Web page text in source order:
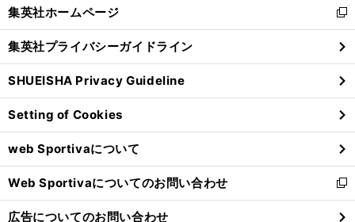
閉
る
集英社ホームページ
新
し
い
ウ
ィ
ン
ド
ウ
で
開
く
集英社プライバシーガイドライン
SHUEISHA Privacy Guideline
Setting of Cookies
web Sportivaについて
Web Sportivaについてのお問い合わせ
新
し
広告についてのお問い合わせ